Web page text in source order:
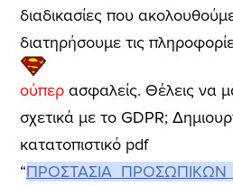
διαδικασίες που
διατηρήσουμε τις
ούπερασφαλείς. Θέλεις να
σχετικά με το GDPR;
κατατοπιστικό pdf
“